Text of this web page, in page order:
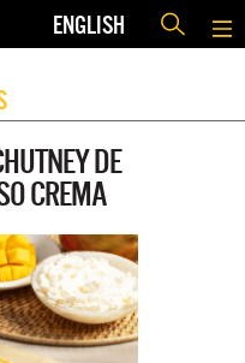
ENGLISH
DE
CREMA